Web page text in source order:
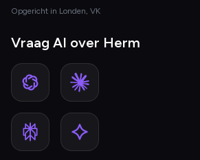
Opgericht in Londen, VK
Vraag AI over Herm